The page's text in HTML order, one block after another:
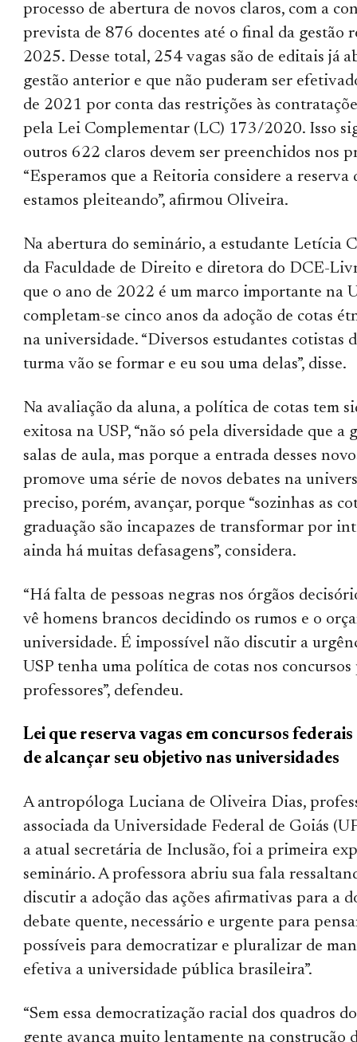
processo de abertura de novos claros, com a
prevista de 876 docentes até o final da gestão
2025. Desse total, 254 vagas são de editais já
gestão anterior e que não puderam ser
de 2021 por conta das restrições às
pela Lei Complementar (LC) 173/2020. Isso
outros 622 claros devem ser preenchidos nos
“Esperamos que a Reitoria considere a reserva
estamos pleiteando”, afirmou Oliveira.
Na abertura do seminário, a estudante Letícia
da Faculdade de Direito e diretora do DCE-
que o ano de 2022 é um marco importante na
completam-se cinco anos da adoção de cotas
na universidade. “Diversos estudantes cotistas
turma vão se formar e eu sou uma delas”, disse.
Na avaliação da aluna, a política de cotas tem
exitosa na USP, “não só pela diversidade que a
salas de aula, mas porque a entrada desses
promove uma série de novos debates na
preciso, porém, avançar, porque “sozinhas as
graduação são incapazes de transformar por
ainda há muitas defasagens”, considera.
“Há falta de pessoas negras nos órgãos
vê homens brancos decidindo os rumos e o
universidade. É impossível não discutir a
USP tenha uma política de cotas nos concursos
professores”, defendeu.
Lei que reserva vagas em concursos
de alcançar seu objetivo nas universidades
A antropóloga Luciana de Oliveira Dias,
associada da Universidade Federal de Goiás
a atual secretária de Inclusão, foi a primeira
seminário. A professora abriu sua fala
discutir a adoção das ações afirmativas para a
debate quente, necessário e urgente para
possíveis para democratizar e pluralizar de
efetiva a universidade pública brasileira”.
“Sem essa democratização racial dos quadros
gente avança muito lentamente na construção